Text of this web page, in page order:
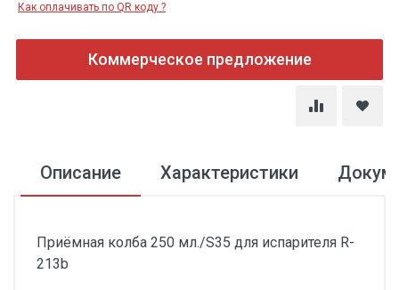
Как оплачивать по QR коду ?
Коммерческое предложение
Описание Характеристики
Приёмная колба 250 мл./S35 для испарителя R-
213b